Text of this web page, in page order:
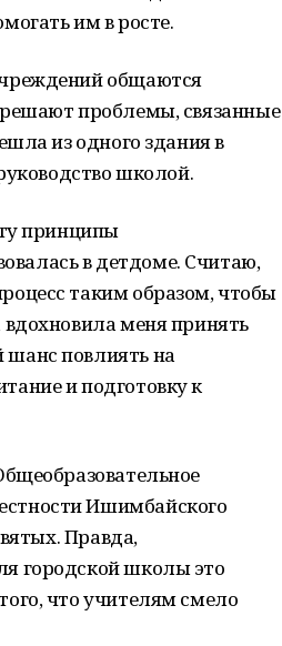
им в росте.
общаются
решают проблемы, связанные
из одного здания в
школой.
принципы
в детдоме. Считаю,
таким образом, чтобы
меня принять
повлиять на
и подготовку к
Ишимбайского
Правда,
городской школы это
что учителям смело